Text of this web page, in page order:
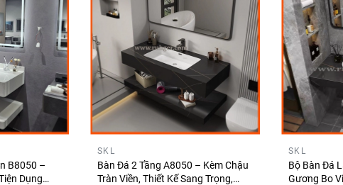
B8050 –
Dụng
SKL
Bàn Đá 2 Tầng A8050 – Kèm Chậu
Tràn Viền, Thiết Kế Sang Trọng,
SKL
Bộ Bàn Đá
Gương Bo